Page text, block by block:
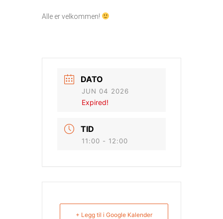
Alle er velkommen!
DATO
JUN 04 2026
Expired!
TID
11:00 - 12:00
+ Legg til i Google Kalender